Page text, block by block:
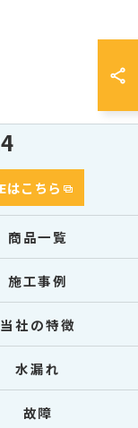
はこちら
商品一覧
施工事例
当社の特徴
水漏れ
故障